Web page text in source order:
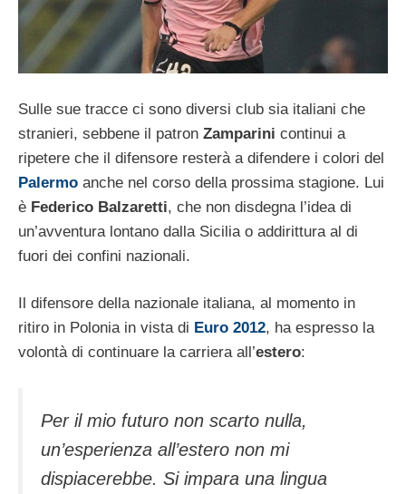
Sulle sue tracce ci sono diversi club sia italiani che
stranieri, sebbene il patron Zamparini continui a
ripetere che il difensore resterà a difendere i colori del
Palermo anche nel corso della prossima stagione. Lui
è Federico Balzaretti, che non disdegna l’idea di
un’avventura lontano dalla Sicilia o addirittura al di
fuori dei confini nazionali.
Il difensore della nazionale italiana, al momento in
ritiro in Polonia in vista di Euro 2012, ha espresso la
volontà di continuare la carriera all’estero:
Per il mio futuro non scarto nulla,
un’esperienza all’estero non mi
dispiacerebbe. Si impara una lingua